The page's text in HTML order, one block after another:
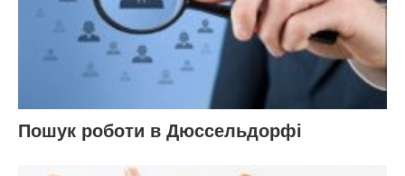
Пошук роботи в Дюссельдорфі